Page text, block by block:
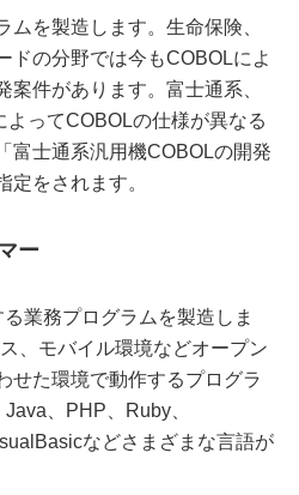
を製造します。生命保険、
ドの分野では今もCOBOLによ
案件があります。富士通系、
よってCOBOLの仕様が異なる
富士通系汎用機COBOLの開発
定をされます。
ー
業務プログラムを製造しま
、モバイル環境などオープン
せた環境で動作するプログラ
、PHP、Ruby、
などさまざまな言語が